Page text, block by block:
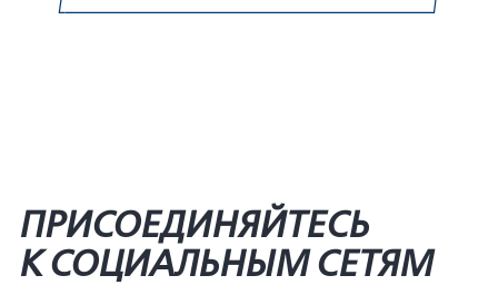
ПРИСОЕДИНЯЙТЕСЬ
К СОЦИАЛЬНЫМ СЕТЯМ